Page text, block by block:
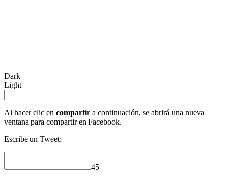
Dark
Light
Al hacer clic en compartir a continuación, se abrirá una nueva
ventana para compartir en Facebook.
Escribe un Tweet:
45